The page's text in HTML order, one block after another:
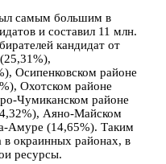
самым большим в
и составил 11 млн.
кандидат от
Осипенковском районе
Охотском районе
Чумиканском районе
Аяно-Майском
Амуре (14,65%). Таким
окраинных районах, в
ресурсы.